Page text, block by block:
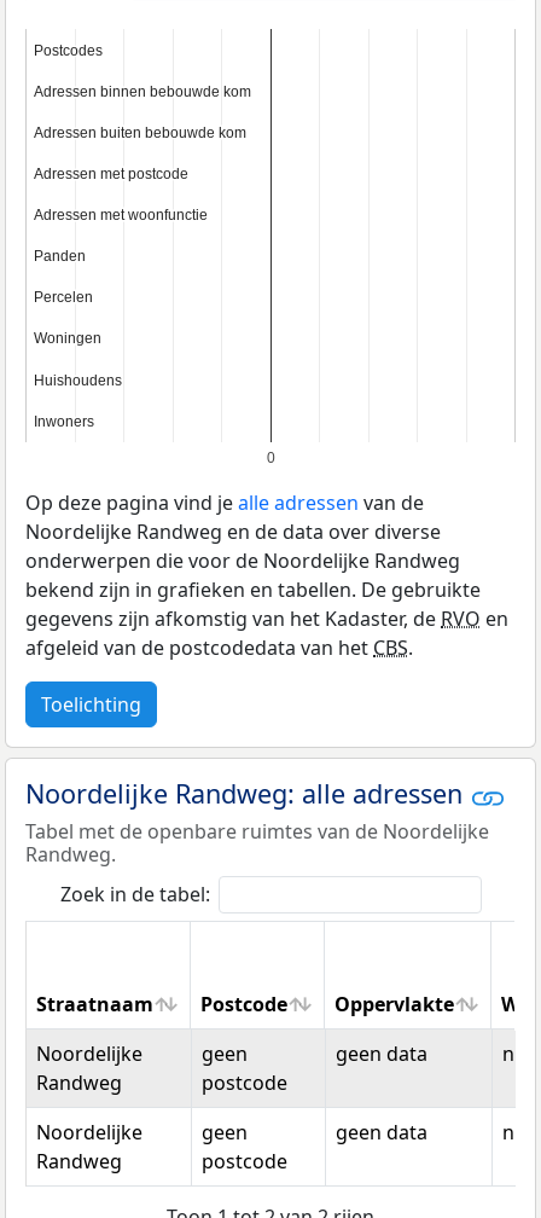
0
Postcodes
Postcodes
Adressen binnen bebouwde kom
Adressen binnen bebouwde kom
Adressen buiten bebouwde kom
Adressen buiten bebouwde kom
Adressen met postcode
Adressen met postcode
Adressen met woonfunctie
Adressen met woonfunctie
Panden
Panden
Percelen
Percelen
Woningen
Woningen
Huishoudens
Huishoudens
Inwoners
Inwoners
Op deze pagina vind jealle adressen van de
Noordelijke Randweg en de data over diverse
onderwerpen die voor de Noordelijke Randweg
bekend zijn in grafieken en tabellen. De gebruikte
gegevens zijn afkomstig van het Kadaster, deRVO en
afgeleid van de postcodedata van hetCBS.
Toelichting
Noordelijke Randweg: alle adressen
Tabel met de openbare ruimtes van de Noordelijke
Randweg.
Zoek in de tabel:
Straatnaam Postcode Oppervlakte
Straatnaam
Postcode Oppervlakte
Noordelijke
Randweg
geen
postcode
geen data
Noordelijke
Randweg
geen
postcode
geen data